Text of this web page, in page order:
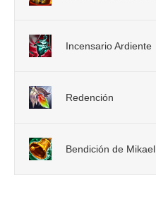
Incensario Ardiente
Redención
Bendición de Mikael